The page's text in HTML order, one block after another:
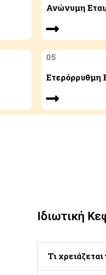
Ανώνυμη
05
Ετερόρρυθμη
Ιδιωτική
Τι